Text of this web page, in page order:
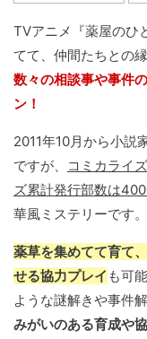
TVアニメ『薬屋のひ
てて、仲間たちとの縁
数々の相談事や事件
ン！
2011年10月から小説
ですが、
コミカライ
ズ累計発行部数は
華風ミステリーです。
薬草を集めてて育て
せる協力プレイ も可
ような謎解きや事件
みがいのある育成や